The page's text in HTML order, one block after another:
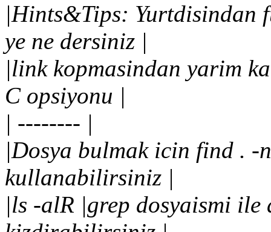
|Hints&Tips: Yurtdisindan
ye ne dersiniz |
|link kopmasindan yarim
C opsiyonu |
| -------- |
|Dosya bulmak icin find .
kullanabilirsiniz |
|ls -alR |grep dosyaismi ile